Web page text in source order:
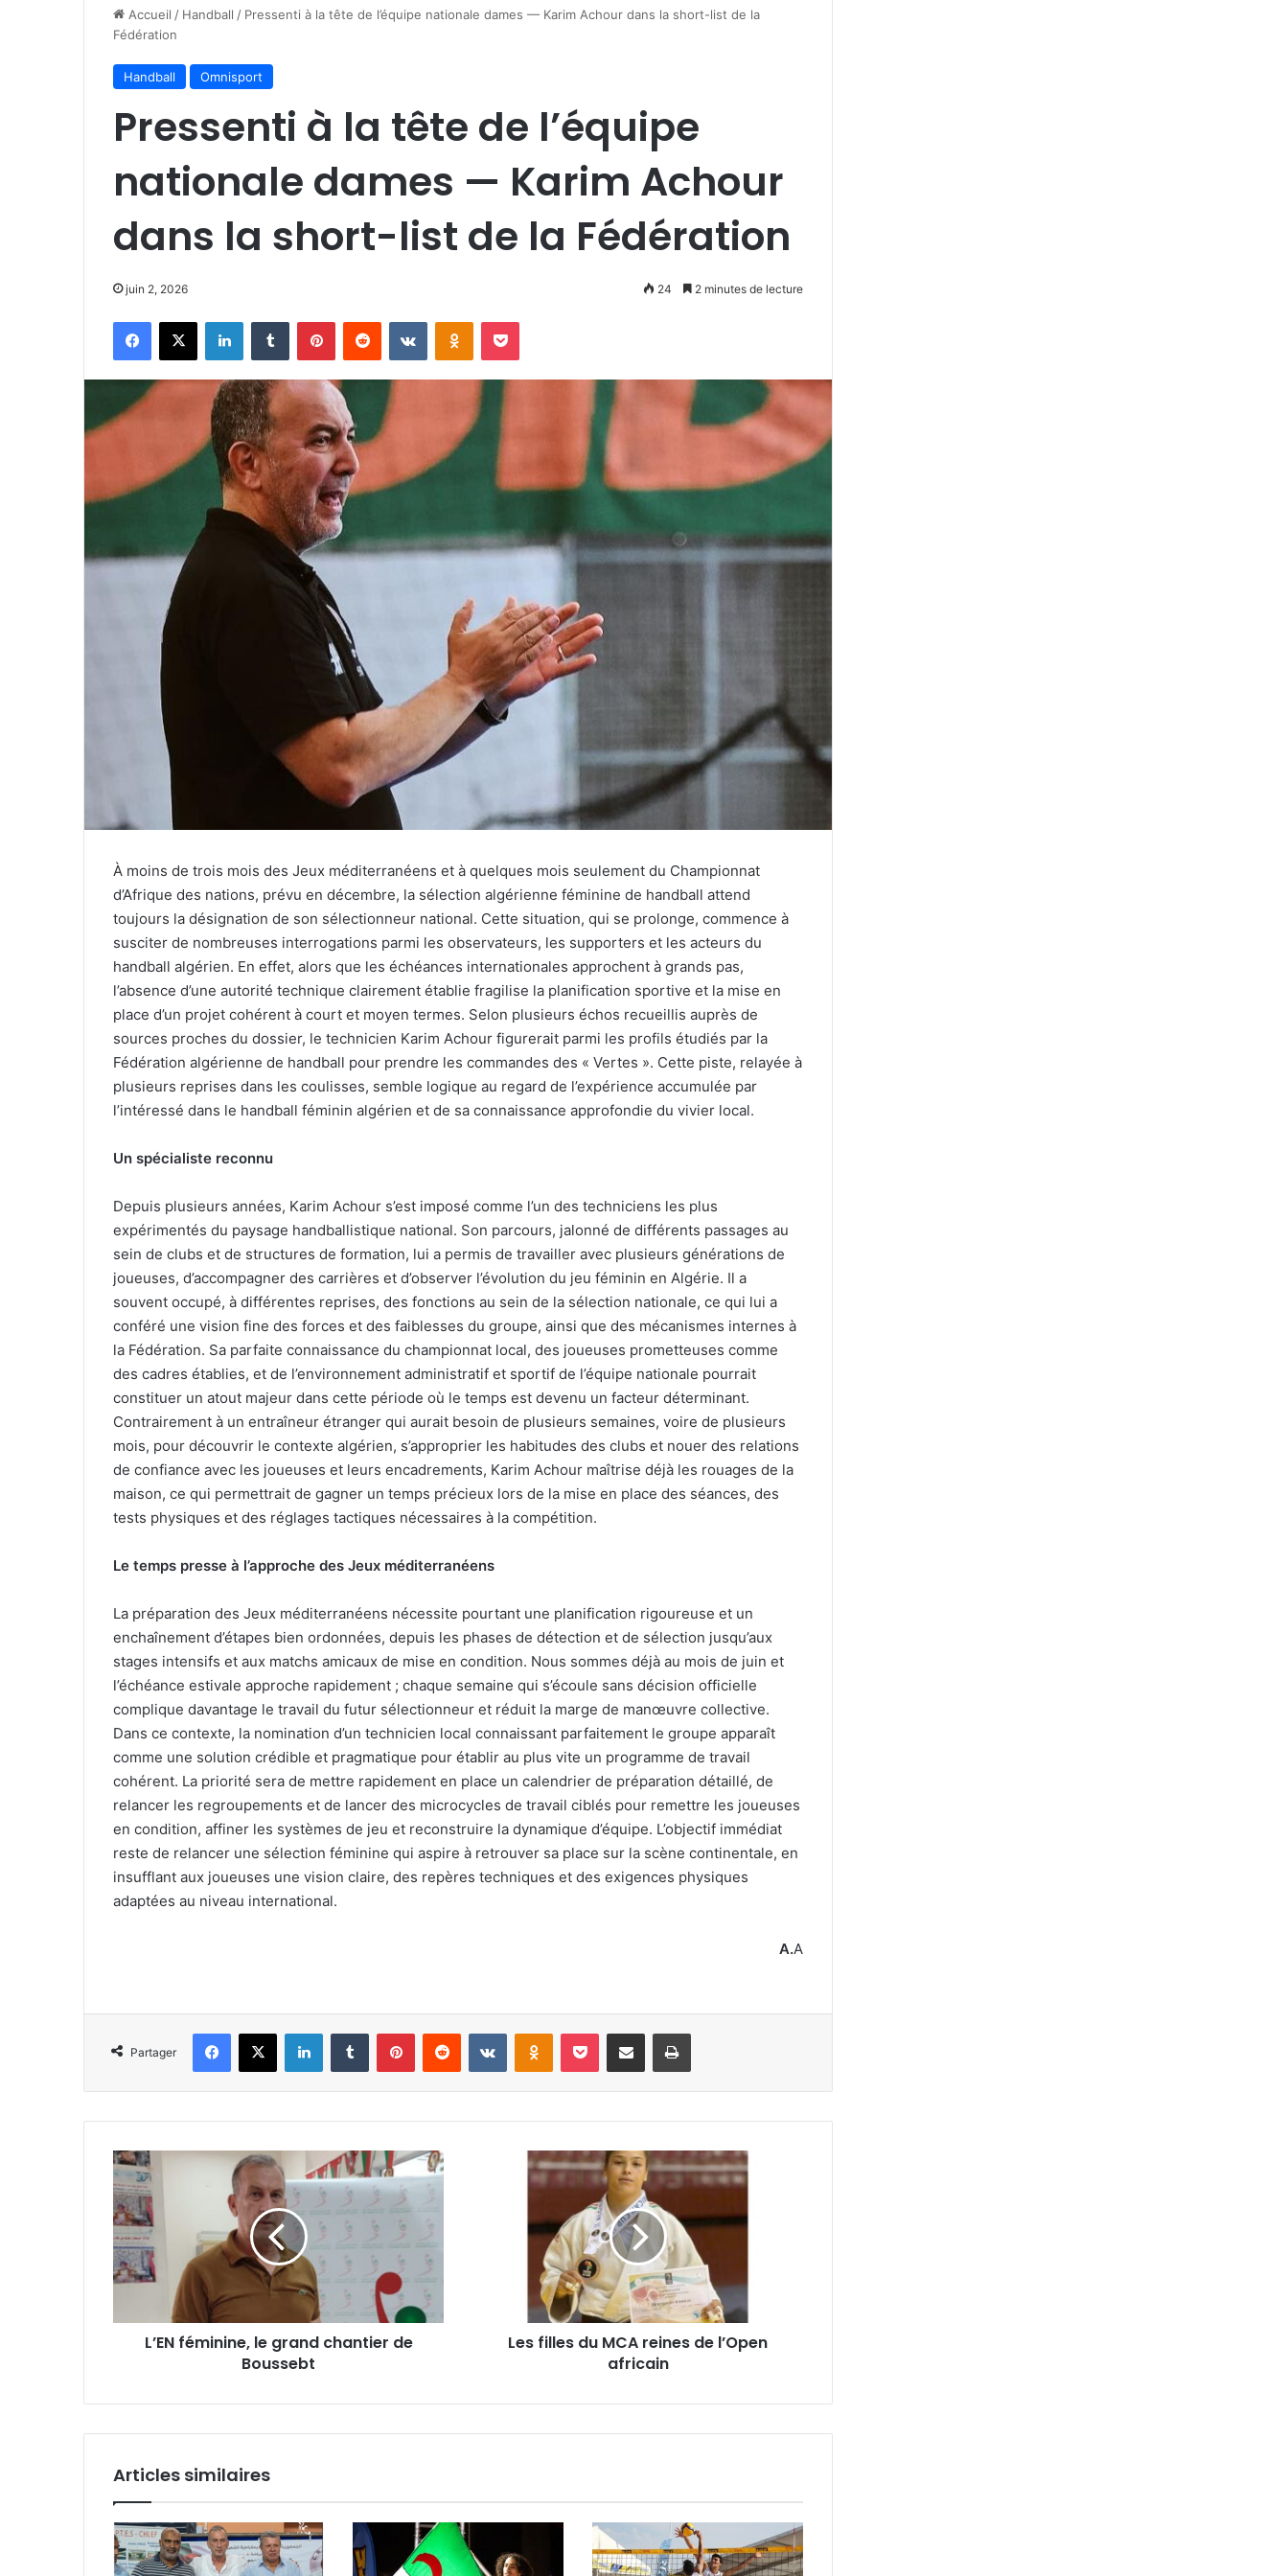
Accueil / Handball / Pressenti à la tête de l’équipe nationale dames — Karim Achour dans la short-list de la
Fédération
Handball Omnisport
Pressenti à la tête de l’équipe
nationale dames — Karim Achour
dans la short-list de la Fédération
juin 2, 2026 24 2 minutes de lecture
Facebook
X LinkedinTumblr PinterestReddit VKontakteOdnoklassniki
Pocket
À moins de trois mois des Jeux méditerranéens et à quelques mois seulement du Championnat
d’Afrique des nations, prévu en décembre, la sélection algérienne féminine de handball attend
toujours la désignation de son sélectionneur national. Cette situation, qui se prolonge, commence à
susciter de nombreuses interrogations parmi les observateurs, les supporters et les acteurs du
handball algérien. En effet, alors que les échéances internationales approchent à grands pas,
l’absence d’une autorité technique clairement établie fragilise la planification sportive et la mise en
place d’un projet cohérent à court et moyen termes. Selon plusieurs échos recueillis auprès de
sources proches du dossier, le technicien Karim Achour figurerait parmi les profils étudiés par la
Fédération algérienne de handball pour prendre les commandes des « Vertes ». Cette piste, relayée à
plusieurs reprises dans les coulisses, semble logique au regard de l’expérience accumulée par
l’intéressé dans le handball féminin algérien et de sa connaissance approfondie du vivier local.
Un spécialiste reconnu
Depuis plusieurs années, Karim Achour s’est imposé comme l’un des techniciens les plus
expérimentés du paysage handballistique national. Son parcours, jalonné de différents passages au
sein de clubs et de structures de formation, lui a permis de travailler avec plusieurs générations de
joueuses, d’accompagner des carrières et d’observer l’évolution du jeu féminin en Algérie. Il a
souvent occupé, à différentes reprises, des fonctions au sein de la sélection nationale, ce qui lui a
conféré une vision fine des forces et des faiblesses du groupe, ainsi que des mécanismes internes à
la Fédération. Sa parfaite connaissance du championnat local, des joueuses prometteuses comme
des cadres établies, et de l’environnement administratif et sportif de l’équipe nationale pourrait
constituer un atout majeur dans cette période où le temps est devenu un facteur déterminant.
Contrairement à un entraîneur étranger qui aurait besoin de plusieurs semaines, voire de plusieurs
mois, pour découvrir le contexte algérien, s’approprier les habitudes des clubs et nouer des relations
de confiance avec les joueuses et leurs encadrements, Karim Achour maîtrise déjà les rouages de la
maison, ce qui permettrait de gagner un temps précieux lors de la mise en place des séances, des
tests physiques et des réglages tactiques nécessaires à la compétition.
Le temps presse à l’approche des Jeux méditerranéens
La préparation des Jeux méditerranéens nécessite pourtant une planification rigoureuse et un
enchaînement d’étapes bien ordonnées, depuis les phases de détection et de sélection jusqu’aux
stages intensifs et aux matchs amicaux de mise en condition. Nous sommes déjà au mois de juin et
l’échéance estivale approche rapidement ; chaque semaine qui s’écoule sans décision officielle
complique davantage le travail du futur sélectionneur et réduit la marge de manœuvre collective.
Dans ce contexte, la nomination d’un technicien local connaissant parfaitement le groupe apparaît
comme une solution crédible et pragmatique pour établir au plus vite un programme de travail
cohérent. La priorité sera de mettre rapidement en place un calendrier de préparation détaillé, de
relancer les regroupements et de lancer des microcycles de travail ciblés pour remettre les joueuses
en condition, affiner les systèmes de jeu et reconstruire la dynamique d’équipe. L’objectif immédiat
reste de relancer une sélection féminine qui aspire à retrouver sa place sur la scène continentale, en
insufflant aux joueuses une vision claire, des repères techniques et des exigences physiques
adaptées au niveau international.
A.A
Partager
Facebook
X LinkedinTumblr PinterestReddit VKontakteOdnoklassniki
Pocket Partager par email Imprimer
L’EN
féminine,
le
grand
chantier
de
Boussebt
L’EN féminine, le grand chantier de
Boussebt
Les filles du MCA reines de l’Open
africain
Articles similaires